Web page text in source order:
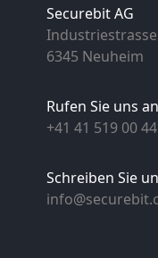
Securebit AG
6345 Neuheim
Rufen Sie uns an
+41 41 519 00 44
Schreiben Sie